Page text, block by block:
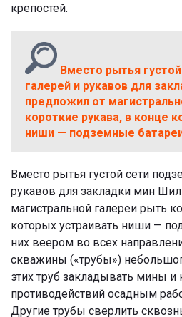
крепостей.
Вместо рытья
галерей и рукавов для
предложил от
короткие рукава, в конце
ниши — подземные
Вместо рытья густой сети
рукавов для закладки мин
магистральной галереи рыть
которых устраивать ниши —
них веером во всех
скважины («трубы»)
этих труб закладывать мины
противодействий осадным
Другие трубы сверлить